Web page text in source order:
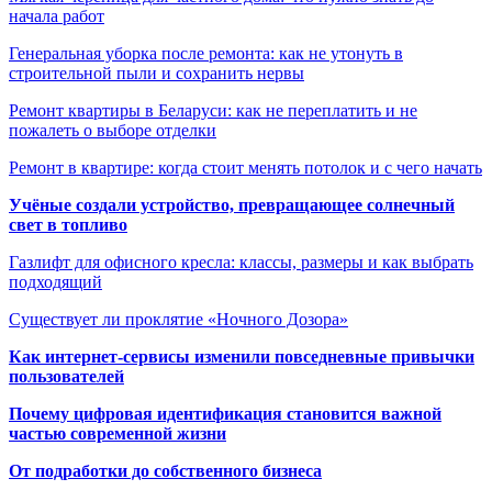
начала работ
Генеральная уборка после ремонта: как не утонуть в
строительной пыли и сохранить нервы
Ремонт квартиры в Беларуси: как не переплатить и не
пожалеть о выборе отделки
Ремонт в квартире: когда стоит менять потолок и с чего начать
Учёные создали устройство, превращающее солнечный
свет в топливо
Газлифт для офисного кресла: классы, размеры и как выбрать
подходящий
Существует ли проклятие «Ночного Дозора»
Как интернет-сервисы изменили повседневные привычки
пользователей
Почему цифровая идентификация становится важной
частью современной жизни
От подработки до собственного бизнеса